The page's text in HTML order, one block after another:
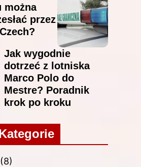
można
przez
Jak wygodnie
dotrzeć z lotniska
Marco Polo do
Mestre? Poradnik
krok po kroku